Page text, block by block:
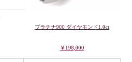
プラチナ900 ダイヤモンド1.0ct
￥198,000